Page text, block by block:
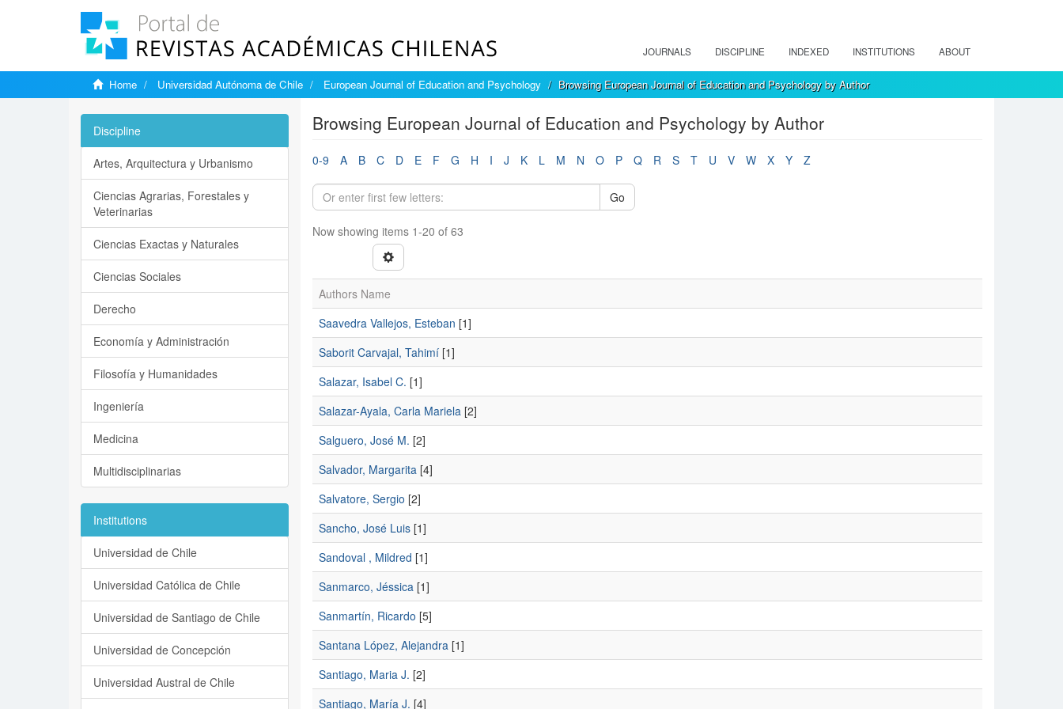
JOURNALS DISCIPLINE INDEXED INSTITUTIONS ABOUT
Home Universidad Autónoma de Chile European Journal of Education and Psychology Browsing European Journal of Education and Psychology by Author
Browsing European Journal of Education and Psychology by Author
0-9 A B C D E F G H I J K L M N O P Q R S T U V W X Y Z
Go
Now showing items 1-20 of 63
Authors Name
Saavedra Vallejos, Esteban [1]
Saborit Carvajal, Tahimí[1]
Salazar, Isabel C. [1]
Salazar-Ayala, Carla Mariela[2]
Salguero, José M. [2]
Salvador, Margarita[4]
Salvatore, Sergio [2]
Sancho, José Luis[1]
Sandoval , Mildred [1]
Sanmarco, Jéssica[1]
Sanmartín, Ricardo [5]
Santana López, Alejandra[1]
Santiago, Maria J. [2]
Santiago, María J. [4]
Discipline
Artes, Arquitectura y Urbanismo
Ciencias Agrarias, Forestales y
Veterinarias
Ciencias Exactas y Naturales
Ciencias Sociales
Derecho
Economía y Administración
Filosofía y Humanidades
Ingeniería
Medicina
Multidisciplinarias
Institutions
Universidad de Chile
Universidad Católica de Chile
Universidad de Santiago de Chile
Universidad de Concepción
Universidad Austral de Chile